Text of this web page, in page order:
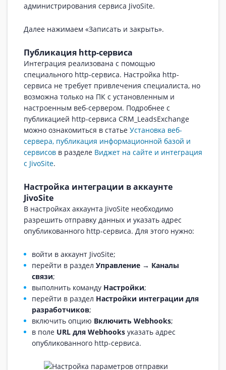
администрирования сервиса JivoSite.
Далее нажимаем «Записать и закрыть».
Публикация http-сервиса
Интеграция реализована с помощью
специального http-сервиса. Настройка http-
сервиса не требует привлечения специалиста, но
возможна только на ПК с установленным и
настроенным веб-сервером. Подробнее с
публикацией http-сервиса CRM_LeadsExchange
можно ознакомиться в статье Установка веб-
сервера, публикация информационной базой и
сервисов в разделе Виджет на сайте и интеграция
с JivoSite.
Настройка интеграции в аккаунте
JivoSite
В настройках аккаунта JivoSite необходимо
разрешить отправку данных и указать адрес
опубликованного http-сервиса. Для этого нужно:
войти в аккаунт JivoSite;
перейти в раздел Управление → Каналы
связи;
выполнить команду Настройки;
перейти в раздел Настройки интеграции для
разработчиков;
включить опцию Включить Webhooks;
в поле URL для Webhooks указать адрес
опубликованного http-сервиса.